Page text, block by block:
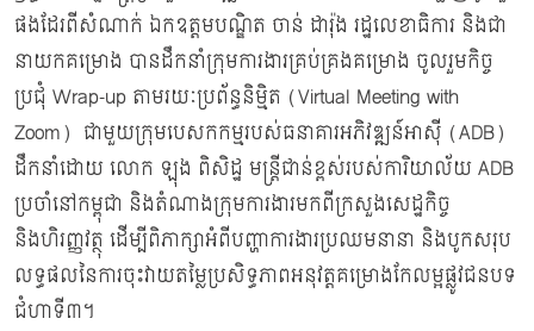
ផងដែរពីសំណាក់ ឯកឧត្តមបណ្ឌិត ចាន់ ដារ៉ុង រដ្ឋលេខាធិការ និងជា
នាយកគម្រោង បានដឹកនាំក្រុមការងារគ្រប់គ្រងគម្រោង ចូលរួមកិច្ច
ប្រជុំ Wrap-up តាមរយៈប្រព័ន្ធនិម្មិត (Virtual Meeting with
Zoom) ជាមួយក្រុមបេសកកម្មរបស់ធនាគារអភិវឌ្ឍន៍អាស៊ី (ADB)
ដឹកនាំដោយ លោក ឡុង ពិសិដ្ឋ មន្រ្តីជាន់ខ្ពស់របស់ការិយាល័យ ADB
ប្រចាំនៅកម្ពុជា និងតំណាងក្រុមការងារមកពីក្រសួងសេដ្ឋកិច្ច
និងហិរញ្ញវត្ថុ ដើម្បីពិភាក្សាអំពីបញ្ហាការងារប្រឈមនានា និងបូកសរុប
លទ្ធផលនៃការចុះវាយតម្លៃប្រសិទ្ធភាពអនុវត្តគម្រោងកែលម្អផ្លូវជនបទ
ជំហាទី៣។